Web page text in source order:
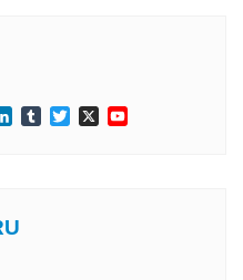
LinkedInTumblrTwitter
X